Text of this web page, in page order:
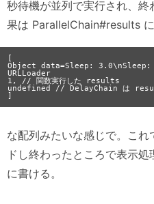
秒待機が並列で実行され、
果は ParallelChain#results
[
Object data=Sleep:
URLLoader
1, // 関数実行した results
undefined // DelayChain は
な配列みたいな感じで。こ
ドし終わったところで表示
に書ける。